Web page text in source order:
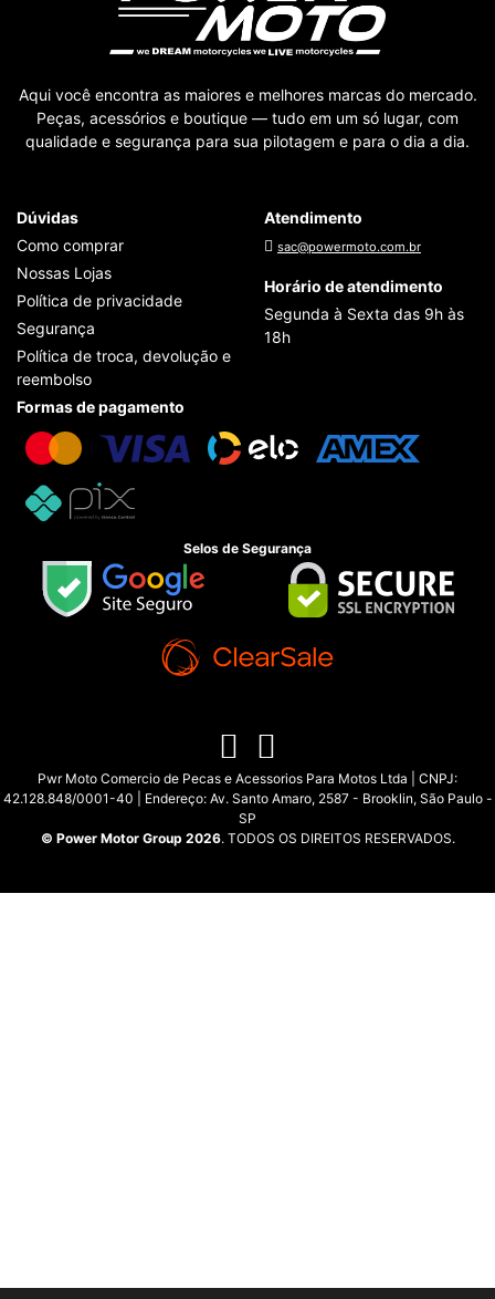
Aqui você encontra as maiores e melhores marcas do mercado.
Peças, acessórios e boutique — tudo em um só lugar, com
qualidade e segurança para sua pilotagem e para o dia a dia.
Dúvidas
Como comprar
Nossas Lojas
Política de privacidade
Segurança
Política de troca, devolução e
reembolso
Atendimento
sac@powermoto.com.br
Horário de atendimento
Segunda à Sexta das 9h às
18h
Formas de pagamento
Selos de Segurança
Pwr Moto Comercio de Pecas e Acessorios Para Motos Ltda | CNPJ:
42.128.848/0001-40 | Endereço: Av. Santo Amaro, 2587 - Brooklin, São Paulo -
SP
© Power Motor Group 2026. TODOS OS DIREITOS RESERVADOS.